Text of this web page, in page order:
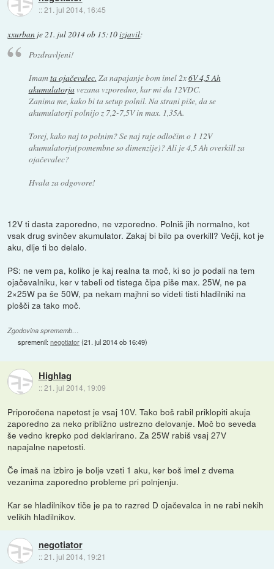
::21. jul 2014, 16:45
xxurban je21. jul 2014 ob 15:10izjavil:
Pozdravljeni!
Imamta ojačevalec. Za napajanje bom imel 2x6V 4,5 Ah
akumulatorjavezana vzporedno, kar mi da 12VDC.
Zanima me, kako bi ta setup polnil. Na strani piše, da se
akumulatorji polnijo z 7,2-7,5V in max. 1,35A.
Torej, kako naj to polnim? Se naj raje odločim o 1 12V
akumulatorju(pomembne so dimenzije)? Ali je 4,5 Ah overkill za
ojačevalec?
Hvala za odgovore!
12V ti dasta zaporedno, ne vzporedno. Polniš jih normalno, kot
vsak drug svinčev akumulator. Zakaj bi bilo pa overkill? Večji, kot je
aku, dlje ti bo delalo.
PS: ne vem pa, koliko je kaj realna ta moč, ki so jo podali na tem
ojačevalniku, ker v tabeli od tistega čipa piše max. 25W, ne pa
2×25W pa še 50W, pa nekam majhni so videti tisti hladilniki na
plošči za tako moč.
Zgodovina sprememb…
spremenil:negotiator(21. jul 2014 ob 16:49)
Highlag
::21. jul 2014, 19:09
Priporočena napetost je vsaj 10V. Tako boš rabil priklopiti akuja
zaporedno za neko približno ustrezno delovanje. Moč bo seveda
še vedno krepko pod deklarirano. Za 25W rabiš vsaj 27V
napajalne napetosti.
Če imaš na izbiro je bolje vzeti 1 aku, ker boš imel z dvema
vezanima zaporedno probleme pri polnjenju.
Kar se hladilnikov tiče je pa to razred D ojačevalca in ne rabi nekih
velikih hladilnikov.
negotiator
::21. jul 2014, 19:21